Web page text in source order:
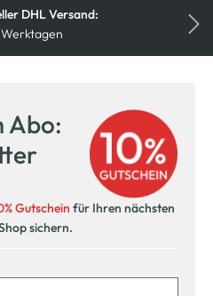
DHL Versand:
Werktagen
Filiallieferung
Abo:
Gutschein für Ihren nächsten
sichern.